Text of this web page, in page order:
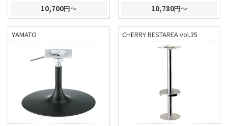
10,700円～ 10,780円～
YAMATO CHERRY RESTAREA vol.35